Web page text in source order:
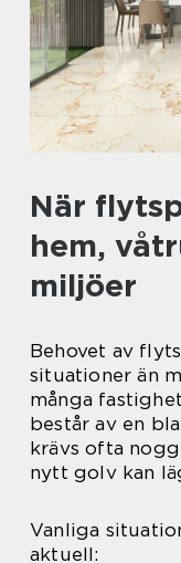
När
hem,
miljöer
Behovet av
situationer än
många
består av en
krävs ofta
nytt golv kan
Vanliga
aktuell: